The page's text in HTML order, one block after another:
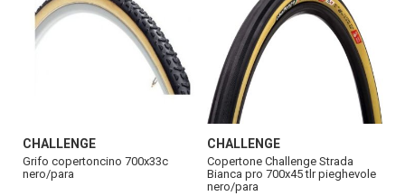
CHALLENGE
Grifo copertoncino 700x33c
nero/para
CHALLENGE
Copertone Challenge Strada
Bianca pro 700x45 tlr pieghevole
nero/para